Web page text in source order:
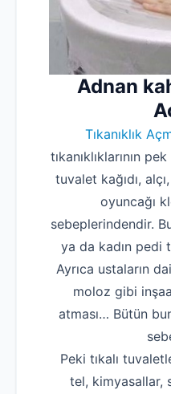
Adnan
Tıkanıklık
tıkanıklıklarının
tuvalet kağıdı,
oyuncağı
sebeplerindendir.
ya da kadın pedi
Ayrıca ustaların
moloz gibi
atması… Bütün
Peki tıkalı
tel, kimyasallar,